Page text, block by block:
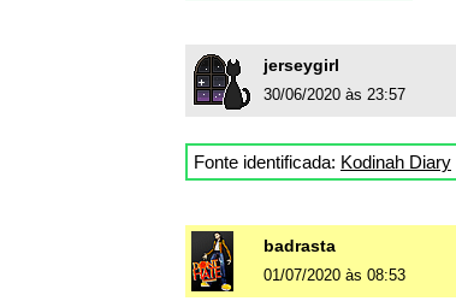
jerseygirl
30/06/2020 às 23:57
Fonte identificada: Kodinah Diary
badrasta
01/07/2020 às 08:53